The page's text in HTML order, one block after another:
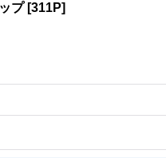
プ [311P]